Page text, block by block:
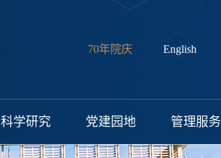
70年院庆 English
科学研究 党建园地 管理服务